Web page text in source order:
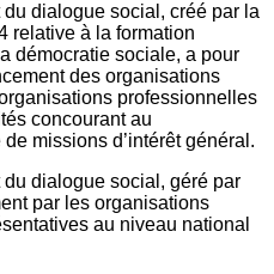
dialogue social, créé par la
relative à la formation
démocratie sociale, a pour
des organisations
professionnelles
concourant au
missions d’intérêt général.
dialogue social, géré par
par les organisations
au niveau national